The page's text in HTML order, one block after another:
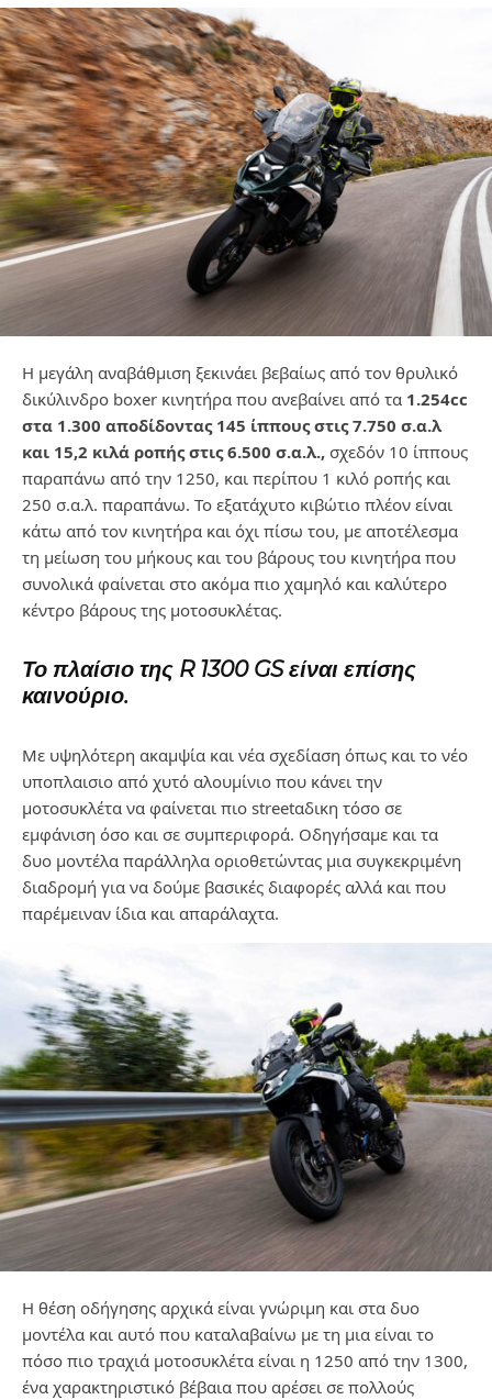
Η μεγάλη αναβάθμιση ξεκινάει βεβαίως από τον θρυλικό
δικύλινδρο boxer κινητήρα που ανεβαίνει από τα 1.254cc
στα 1.300 αποδίδοντας 145 ίππους στις 7.750 σ.α.λ
και 15,2 κιλά ροπής στις 6.500 σ.α.λ., σχεδόν 10 ίππους
παραπάνω από την 1250, και περίπου 1 κιλό ροπής και
250 σ.α.λ. παραπάνω. Το εξατάχυτο κιβώτιο πλέον είναι
κάτω από τον κινητήρα και όχι πίσω του, με αποτέλεσμα
τη μείωση του μήκους και του βάρους του κινητήρα που
συνολικά φαίνεται στο ακόμα πιο χαμηλό και καλύτερο
κέντρο βάρους της μοτοσυκλέτας.
Το πλαίσιο της R 1300 GS είναι επίσης
καινούριο.
Mε υψηλότερη ακαμψία και νέα σχεδίαση όπως και το νέο
υποπλαισιο από χυτό αλουμίνιο που κάνει την
μοτοσυκλέτα να φαίνεται πιο streetαδικη τόσο σε
εμφάνιση όσο και σε συμπεριφορά. Οδηγήσαμε και τα
δυο μοντέλα παράλληλα οριοθετώντας μια συγκεκριμένη
διαδρομή για να δούμε βασικές διαφορές αλλά και που
παρέμειναν ίδια και απαράλαχτα.
Η θέση οδήγησης αρχικά είναι γνώριμη και στα δυο
μοντέλα και αυτό που καταλαβαίνω με τη μια είναι το
πόσο πιο τραχιά μοτοσυκλέτα είναι η 1250 από την 1300,
ένα χαρακτηριστικό βέβαια που αρέσει σε πολλούς